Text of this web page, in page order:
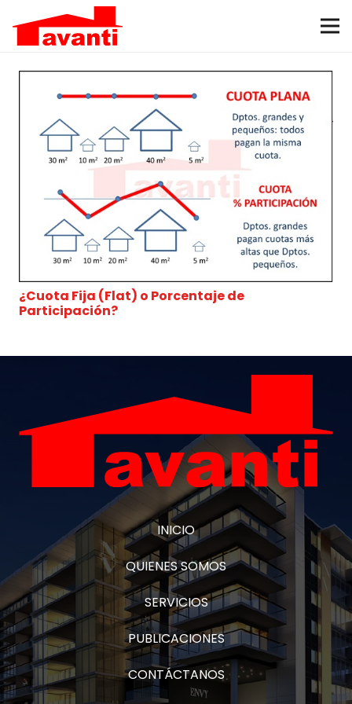
¿Cuota Fija (Flat) o Porcentaje de
Participación?
INICIO
QUIENES SOMOS
SERVICIOS
PUBLICACIONES
CONTÁCTANOS